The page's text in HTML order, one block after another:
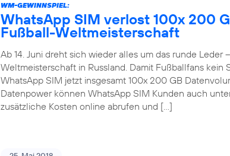
WM-GEWINNSPIEL:
WhatsApp SIM verlost 100x 200
Fußball-Weltmeisterschaft
Ab 14. Juni dreht sich wieder alles um das runde
Weltmeisterschaft in Russland. Damit Fußballfans kein
WhatsApp SIM jetzt insgesamt 100x 200 GB
Datenpower können WhatsApp SIM Kunden auch
zusätzliche Kosten online abrufen und […]